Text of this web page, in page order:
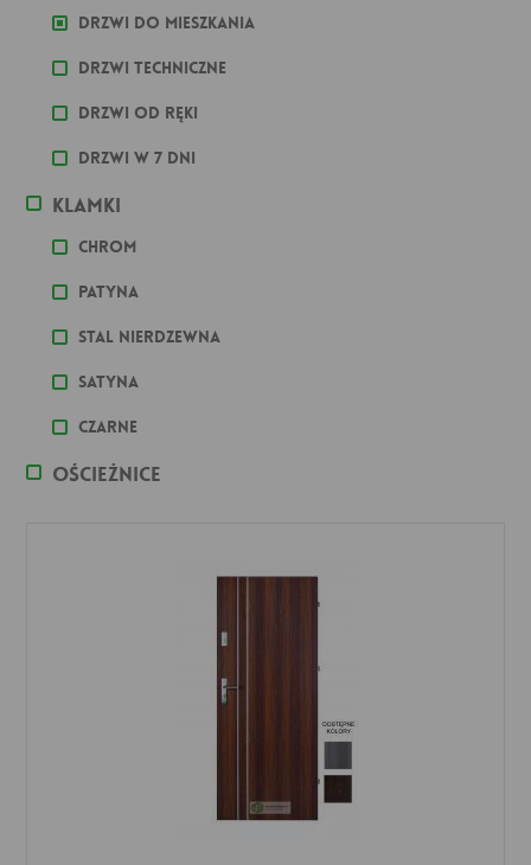
Drzwi do mieszkania
Drzwi techniczne
Drzwi od ręki
Drzwi w 7 dni
Klamki
Chrom
Patyna
stal nierdzewna
Satyna
Czarne
Ościeżnice